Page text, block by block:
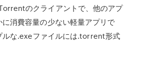
のクライアントで、他のアプ
に消費容量の少ない軽量アプリで
ルな.exeファイルには.torrent形式